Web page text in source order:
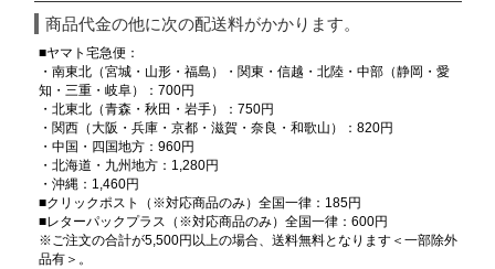
商品代金の他に次の配送料がかかります。
■ヤマト宅急便：
・南東北（宮城・山形・福島）・関東・信越・北陸・中部（静岡・愛
知・三重・岐阜）：700円
・北東北（青森・秋田・岩手）：750円
・関西（大阪・兵庫・京都・滋賀・奈良・和歌山）：820円
・中国・四国地方：960円
・北海道・九州地方：1,280円
・沖縄：1,460円
■クリックポスト（※対応商品のみ）全国一律：185円
■レターパックプラス（※対応商品のみ）全国一律：600円
※ご注文の合計が5,500円以上の場合、送料無料となります＜一部除外
品有＞。